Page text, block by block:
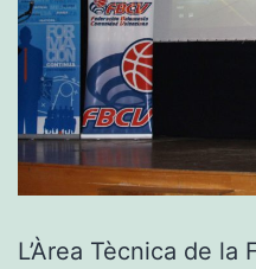
L’Àrea Tècnica de